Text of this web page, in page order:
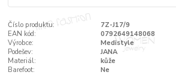
Číslo produktu:
7Z-J17/9
EAN kód:
0792649148068
Výrobce:
Medistyle
Podešev:
JANA
Materiál:
kůže
Barefoot:
Ne